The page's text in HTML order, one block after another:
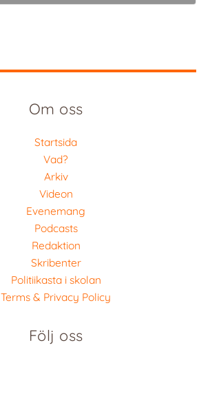
Om oss
Startsida
Vad?
Arkiv
Videon
Evenemang
Podcasts
Redaktion
Skribenter
Politiikasta i skolan
Terms & Privacy Policy
Följ oss